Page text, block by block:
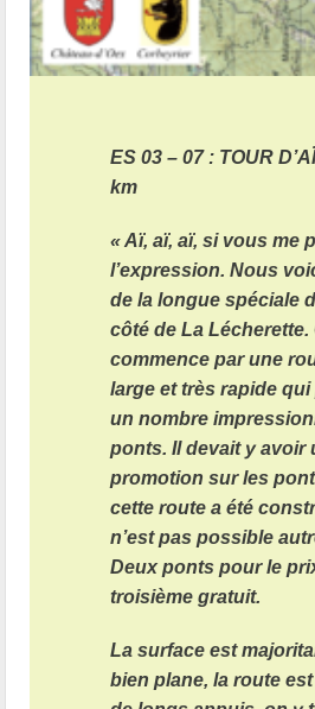
ES 03 – 07 : TOUR
km
« Aï, aï, aï, si vous me
l’expression. Nous
de la longue spéciale
côté de La Lécherette.
commence par une
large et très rapide
un nombre
ponts. Il devait y avoir
promotion sur les
cette route a été
n’est pas possible
Deux ponts pour le
troisième gratuit.
La surface est
bien plane, la route